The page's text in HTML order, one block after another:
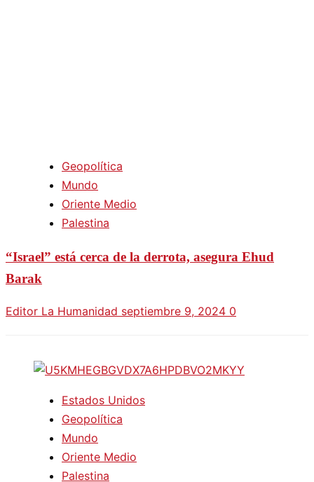
Geopolítica
Mundo
Oriente Medio
Palestina
“Israel” está cerca de la derrota, asegura Ehud
Barak
Editor La Humanidad septiembre 9, 2024 0
Estados Unidos
Geopolítica
Mundo
Oriente Medio
Palestina